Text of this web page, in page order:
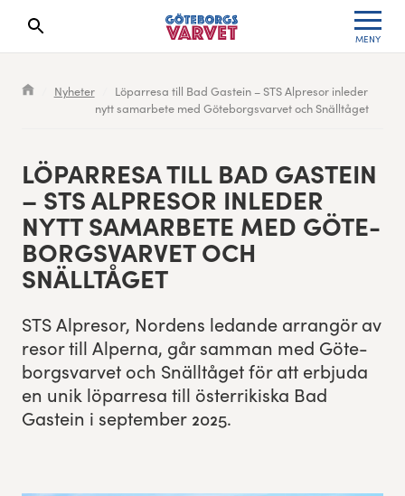
MENY
Sökresultaten dyker upp här
Nyheter
Löparresa till Bad Gastein – STS Alpresor inleder
nytt samarbete med Göteborgsvarvet och Snälltåget
LÖPAR­RESA TILL BAD GASTEIN
– STSALPRE­SOR INLED­ER
NYTT SAMAR­BETE MED GÖTE­
BORGSVARVET OCH
SNÄLLTÅGET
STSAlpre­sor, Nor­dens ledande arrangör av
resor till Alper­na, går sam­man med Göte­
borgsvarvet och Snälltåget för att erb­ju­da
en unik löpar­resa till öster­rikiska Bad
Gastein i sep­tem­ber 2025.
Deltagarinformation
Seedningsregler
Bana
Göteborgsvarvet Expo
Spring för välgörenhet
Göteborgsvarvet familjeområde
Stafettvarvet
Cityvarvet
Minivarvet
Lilla Varvet
Evenemangs- & mediepartners
Leverantörer
Partners Varvetveckan
Partnerportal
Resultatarkiv
Anmälan